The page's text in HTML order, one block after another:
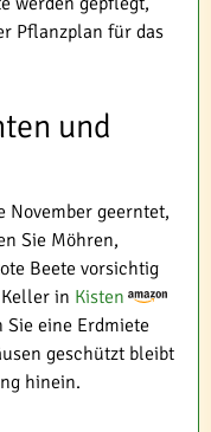
Pflanzplan für das
und
November geerntet,
Sie Möhren,
Beete vorsichtig
in Kisten
eine Erdmiete
geschützt bleibt
hinein.